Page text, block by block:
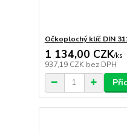
Očkoplochý klíč DIN
1 134,00 CZK/ks
937,19 CZK bez DPH